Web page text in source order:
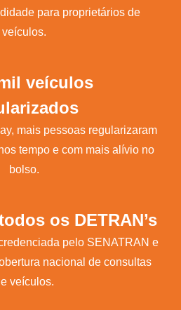
para proprietários de
veículos.
veículos
mais pessoas regularizaram
tempo e com mais alívio no
bolso.
os DETRAN’s
pelo SENATRAN e
nacional de consultas
veículos.